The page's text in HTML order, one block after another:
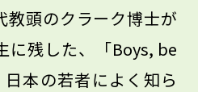
教頭のクラーク博士が
に残した、「Boys, be
本の若者によく知ら